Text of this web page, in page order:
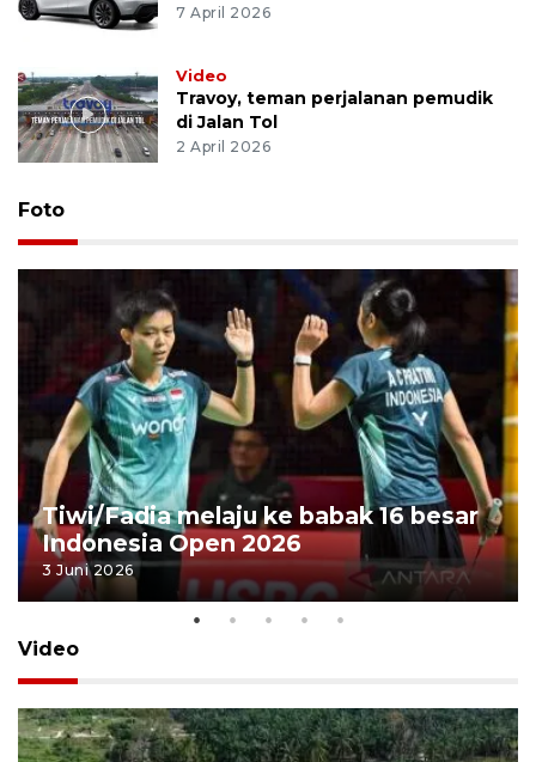
7 April 2026
Video
Travoy, teman perjalanan pemudik
di Jalan Tol
2 April 2026
Foto
Tiwi/Fadia melaju ke babak 16 besar
Indonesia Open 2026
3 Juni 2026
Video